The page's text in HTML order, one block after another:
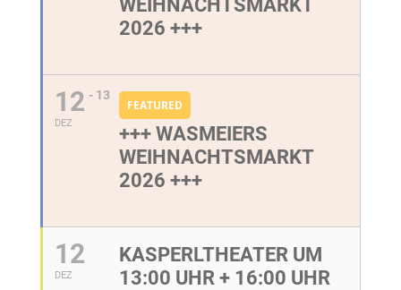
WEIHNACHTSMARKT
2026 +++
12
DEZ
- 13
FEATURED
+++ WASMEIERS
WEIHNACHTSMARKT
2026 +++
12
DEZ
KASPERLTHEATER UM
13:00 UHR + 16:00 UHR